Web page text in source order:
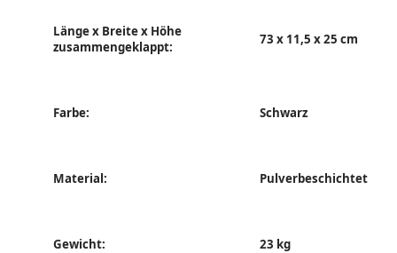
Länge x Breite x Höhe
zusammengeklappt:
73 x 11,5 x 25 cm
Farbe: Schwarz
Material: Pulverbeschichtet
Gewicht: 23 kg